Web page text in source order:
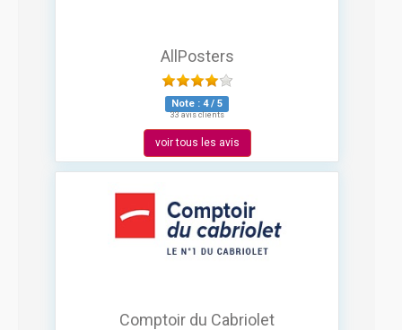
AllPosters
Note : 4/ 5
33 avis clients
voir tous les avis
Comptoir du Cabriolet